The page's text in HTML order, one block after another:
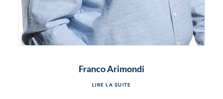
Franco Arimondi
LIRE LA SUITE